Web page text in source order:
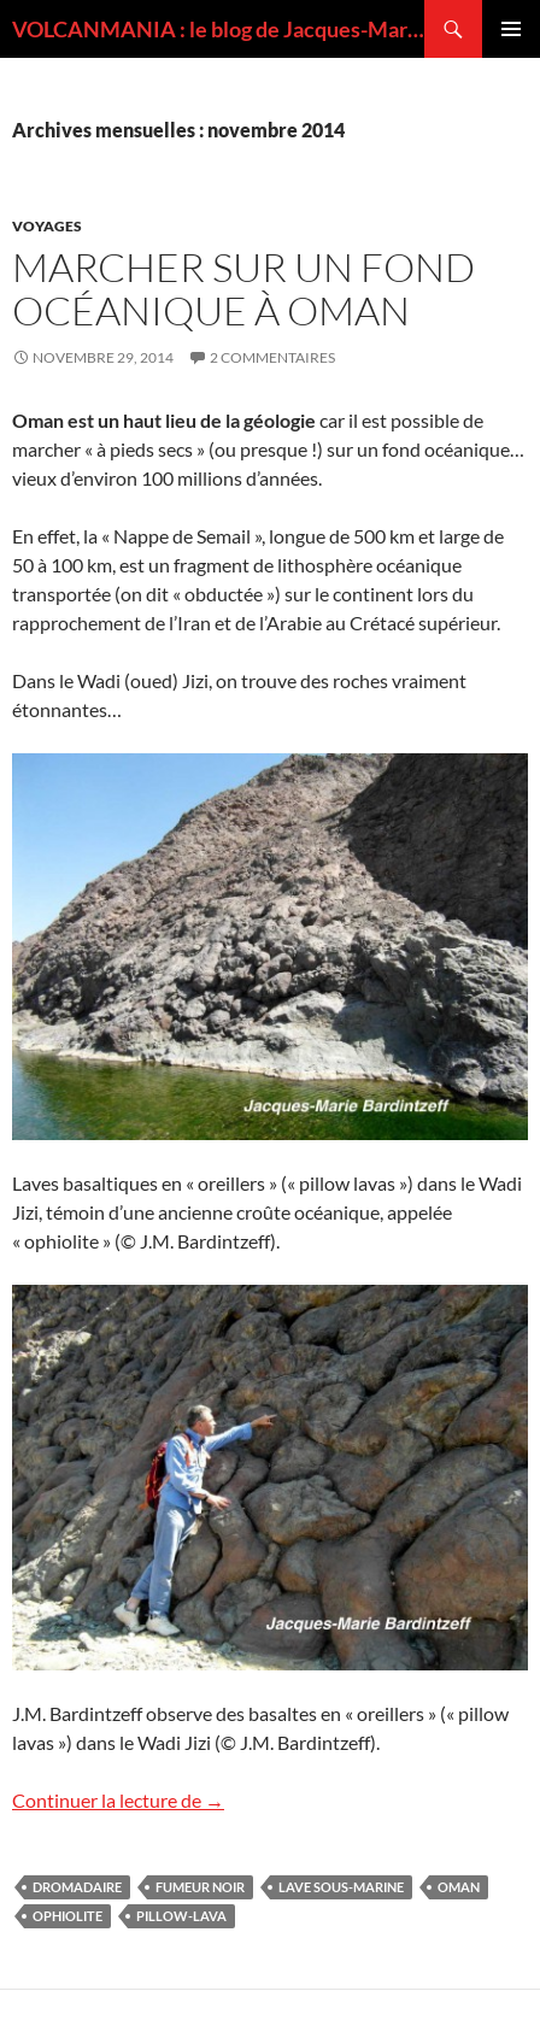
VOLCANMANIA : le blog de Jacques-Marie BARDINTZEFF, volcanologue
Archives mensuelles : novembre 2014
VOYAGES
MARCHER SUR UN FOND
OCÉANIQUE À OMAN
NOVEMBRE 29, 2014 2 COMMENTAIRES
Oman est un haut lieu de la géologie car il est possible de
marcher « à pieds secs » (ou presque !) sur un fond océanique…
vieux d’environ 100 millions d’années.
En effet, la « Nappe de Semail », longue de 500 km et large de
50 à 100 km, est un fragment de lithosphère océanique
transportée (on dit « obductée ») sur le continent lors du
rapprochement de l’Iran et de l’Arabie au Crétacé supérieur.
Dans le Wadi (oued) Jizi, on trouve des roches vraiment
étonnantes…
Laves basaltiques en « oreillers » (« pillow lavas ») dans le Wadi
Jizi, témoin d’une ancienne croûte océanique, appelée
« ophiolite » (© J.M. Bardintzeff).
J.M. Bardintzeff observe des basaltes en « oreillers » (« pillow
lavas ») dans le Wadi Jizi (© J.M. Bardintzeff).
Continuer la lecture de Marcher sur un fond océanique à Oman
→
DROMADAIRE FUMEUR NOIR LAVE SOUS-MARINE
OMAN
OPHIOLITE
PILLOW-LAVA